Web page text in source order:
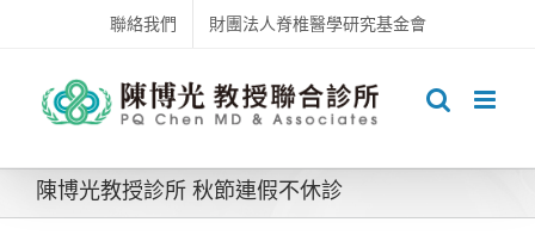
content
聯絡我們 財團法人脊椎醫學研究基金會
陳博光教授診所 秋節連假不休診